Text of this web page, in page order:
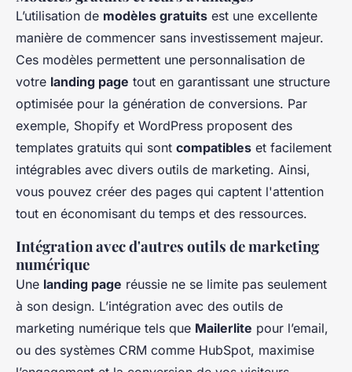
L’utilisation de modèles gratuits est une excellente
manière de commencer sans investissement majeur.
Ces modèles permettent une personnalisation de
votre landing page tout en garantissant une structure
optimisée pour la génération de conversions. Par
exemple, Shopify et WordPress proposent des
templates gratuits qui sont compatibles et facilement
intégrables avec divers outils de marketing. Ainsi,
vous pouvez créer des pages qui captent l'attention
tout en économisant du temps et des ressources.
Intégration avec d'autres outils de marketing
numérique
Une landing page réussie ne se limite pas seulement
à son design. L’intégration avec des outils de
marketing numérique tels que Mailerlite pour l’email,
ou des systèmes CRM comme HubSpot, maximise